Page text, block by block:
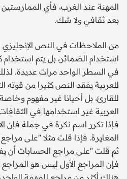
المهنة عند الغرب، فأي
بعد ثقافي ولا شك.
من الملاحظات في النص الإنجليزي
استخدام الضمائر، بل يتم
في السطر الواحد مرات عديدة.
للعربية يفقد النص كثيرا من قوته
للقارئ، بل أحيانا غير مفهوم
العربية غير استخدامها في
فإذا تكرر اسم نكرة في جملة فإن
المغايرة. فإذا قلت مثلا "على
ثم قلت "على مراجع الحسابات أن
فإن المراجع الأول ليس هو